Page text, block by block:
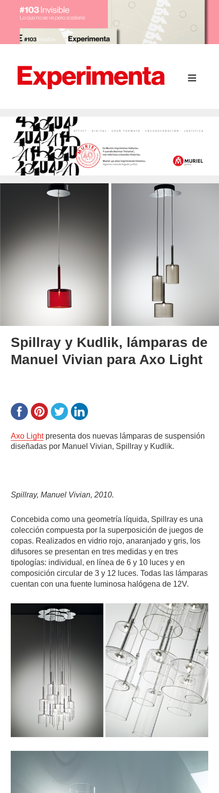
Spillray y Kudlik, lámparas de
Manuel Vivian para Axo Light
Axo Lightpresenta dos nuevas lámparas de suspensión
diseñadas por Manuel Vivian, Spillray y Kudlik.
Spillray, Manuel Vivian, 2010.
Concebida como una geometría líquida, Spillray es una
colección compuesta por la superposición de juegos de
copas. Realizados en vidrio rojo, anaranjado y gris, los
difusores se presentan en tres medidas y en tres
tipologías: individual, en línea de 6 y 10 luces y en
composición circular de 3 y 12 luces. Todas las lámparas
cuentan con una fuente luminosa halógena de 12V.